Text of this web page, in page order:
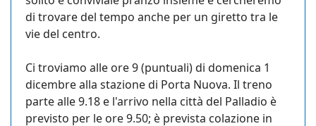
di trovare del tempo anche per un giretto tra le
vie del centro.
Ci troviamo alle ore 9 (puntuali) di domenica 1
dicembre alla stazione di Porta Nuova. Il treno
parte alle 9.18 e l'arrivo nella città del Palladio è
previsto per le ore 9.50; è prevista colazione in